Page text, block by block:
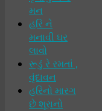
મન
હરિ ને
મનાવી ઘર
લાવો
રૂડું રે રમતાં ,
વૃંદાવન
હરિનો મારગ
છે શૂરાનો